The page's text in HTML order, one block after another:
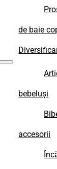
de baie
bebeluși
accesorii